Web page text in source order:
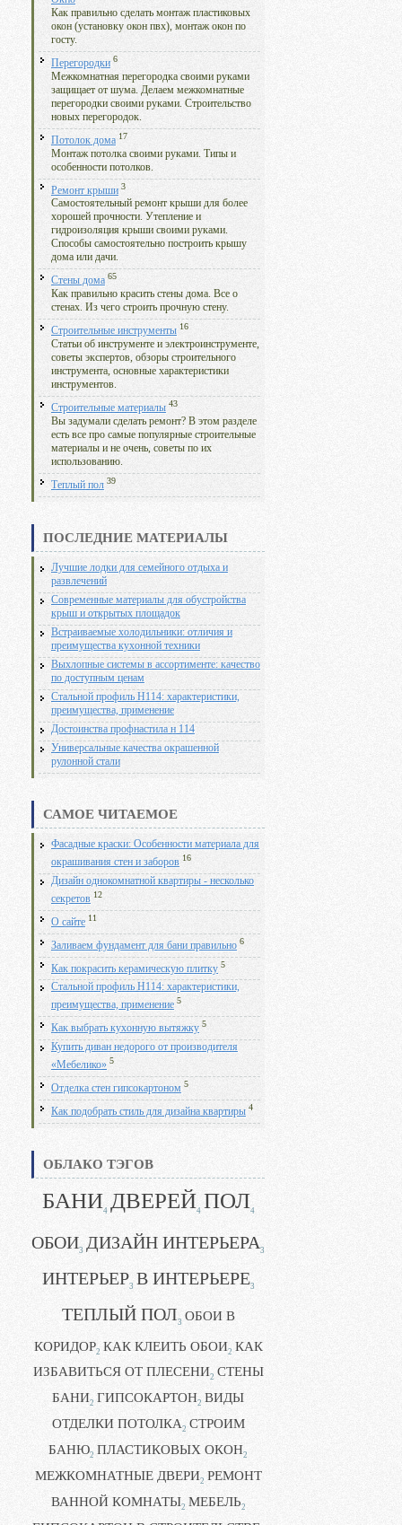
Как правильно сделать монтаж пластиковых
окон (установку окон пвх), монтаж окон по
госту.
Перегородки 6
Межкомнатная перегородка своими руками
защищает от шума. Делаем межкомнатные
перегородки своими руками. Строительство
новых перегородок.
Потолок дома 17
Монтаж потолка своими руками. Типы и
особенности потолков.
Ремонт крыши 3
Самостоятельный ремонт крыши для более
хорошей прочности. Утепление и
гидроизоляция крыши своими руками.
Способы самостоятельно построить крышу
дома или дачи.
Стены дома 65
Как правильно красить стены дома. Все о
стенах. Из чего строить прочную стену.
Строительные инструменты 16
Статьи об инструменте и электроинструменте,
советы экспертов, обзоры строительного
инструмента, основные характеристики
инструментов.
Строительные материалы 43
Вы задумали сделать ремонт? В этом разделе
есть все про самые популярные строительные
материалы и не очень, советы по их
использованию.
Теплый пол 39
ПОСЛЕДНИЕ МАТЕРИАЛЫ
Лучшие лодки для семейного отдыха и
развлечений
Современные материалы для обустройства
крыш и открытых площадок
Встраиваемые холодильники: отличия и
преимущества кухонной техники
Выхлопные системы в ассортименте: качество
по доступным ценам
Стальной профиль Н114: характеристики,
преимущества, применение
Достоинства профнастила н 114
Универсальные качества окрашенной
рулонной стали
САМОЕ ЧИТАЕМОЕ
Фасадные краски: Особенности материала для
окрашивания стен и заборов 16
Дизайн однокомнатной квартиры - несколько
секретов 12
О сайте 11
Заливаем фундамент для бани правильно 6
Как покрасить керамическую плитку 5
Стальной профиль Н114: характеристики,
преимущества, применение 5
Как выбрать кухонную вытяжку 5
Купить диван недорого от производителя
«Мебелико» 5
Отделка стен гипсокартоном 5
Как подобрать стиль для дизайна квартиры 4
ОБЛАКО ТЭГОВ
БАНИ4 ДВЕРЕЙ4 ПОЛ4
ОБОИ3 ДИЗАЙН ИНТЕРЬЕРА3
ИНТЕРЬЕР3 В ИНТЕРЬЕРЕ3
ТЕПЛЫЙ ПОЛ3 ОБОИ В
КОРИДОР2 КАК КЛЕИТЬ ОБОИ2 КАК
ИЗБАВИТЬСЯ ОТ ПЛЕСЕНИ2 СТЕНЫ
БАНИ2 ГИПСОКАРТОН2 ВИДЫ
ОТДЕЛКИ ПОТОЛКА2 СТРОИМ
БАНЮ2 ПЛАСТИКОВЫХ ОКОН2
МЕЖКОМНАТНЫЕ ДВЕРИ2 РЕМОНТ
ВАННОЙ КОМНАТЫ2 МЕБЕЛЬ2